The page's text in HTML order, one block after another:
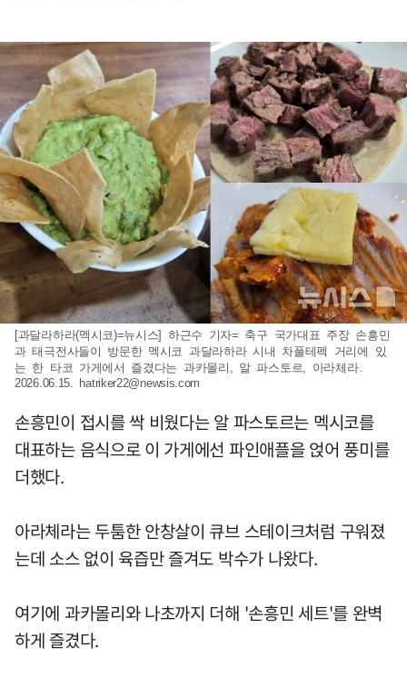
[과달라하라(멕시코)=뉴시스] 하근수 기자= 축구 국가대표 주장 손흥민
과 태극전사들이 방문한 멕시코 과달라하라 시내 차풀테펙 거리에 있
는 한 타코 가게에서 즐겼다는 과카몰리, 알 파스토르, 아라체라.
2026.06.15.
hatriker22@newsis.com
손흥민이 접시를 싹 비웠다는 알 파스토르는 멕시코를
대표하는 음식으로 이 가게에선 파인애플을 얹어 풍미를
더했다.
아라체라는 두툼한 안창살이 큐브 스테이크처럼 구워졌
는데 소스 없이 육즙만 즐겨도 박수가 나왔다.
여기에 과카몰리와 나초까지 더해 '손흥민 세트'를 완벽
하게 즐겼다.